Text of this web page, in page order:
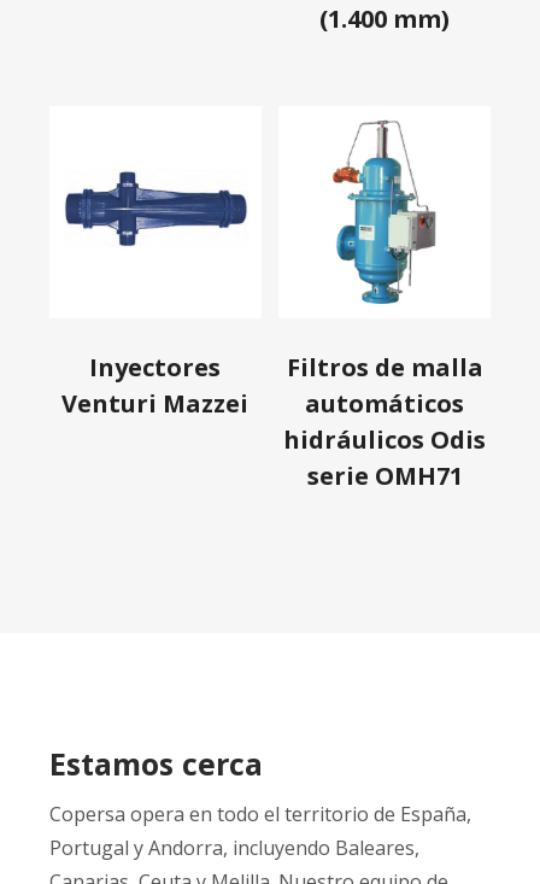
(1.400 mm)
Inyectores
Venturi Mazzei
Filtros de malla
automáticos
hidráulicos Odis
serie OMH71
Estamos cerca
Copersa opera en todo el territorio de España,
Portugal y Andorra, incluyendo Baleares,